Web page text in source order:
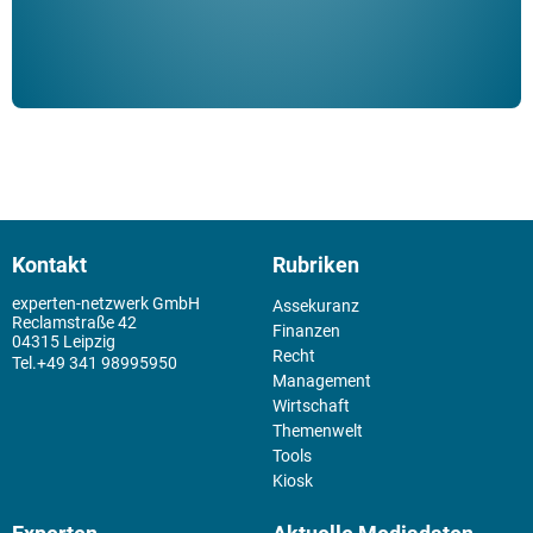
Kontakt
experten-netzwerk GmbH
Reclamstraße 42
04315 Leipzig
+49 341 98995950
Rubriken
Assekuranz
Finanzen
Recht
Management
Wirtschaft
Themenwelt
Tools
Kiosk